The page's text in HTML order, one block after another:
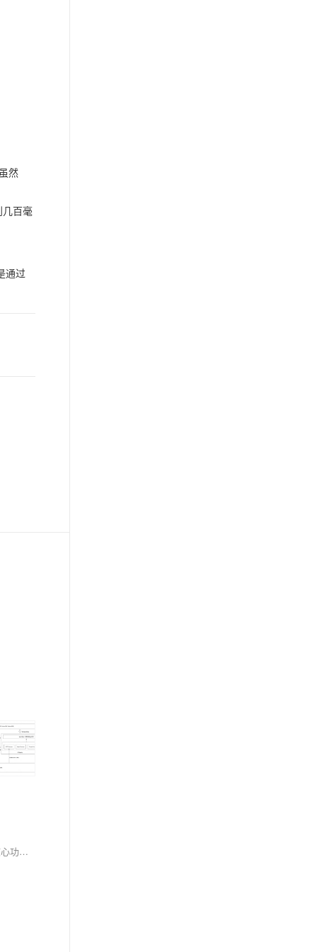
然
百毫
通过
本文首先分享了《活出意义来》一书序言中的感悟，强调成功如同幸福，不是刻意追求就能得到，而是全心投入时的副产品。接着探讨了Tomcat的核心功能与架构解析，包括网络连接器（Connector）和Servlet容器（Container），并介绍了其处理HTTP请求的工作流程。文章还详细解释了Tomcat的server.xml配置文件，涵盖了从顶级容器Server到子组件Connector、Engine、Host、Context等的配置参数及作用，帮助读者理解Tomcat的内部机制和配置方法。